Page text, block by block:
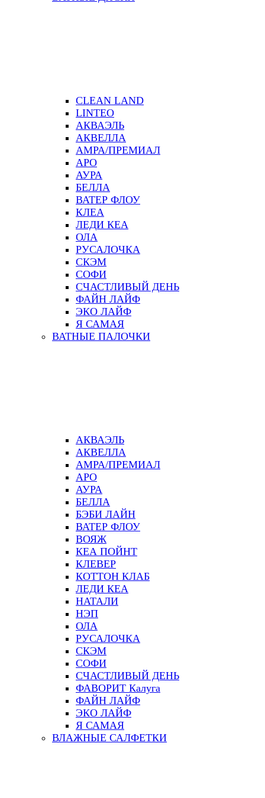
CLEAN LAND
LINTEO
АКВАЭЛЬ
АКВЕЛЛА
АМРА/ПРЕМИАЛ
АРО
АУРА
БЕЛЛА
ВАТЕР ФЛОУ
КЛЕА
ЛЕДИ КЕА
ОЛА
РУСАЛОЧКА
СКЭМ
СОФИ
СЧАСТЛИВЫЙ ДЕНЬ
ФАЙН ЛАЙФ
ЭКО ЛАЙФ
Я САМАЯ
ВАТНЫЕ ПАЛОЧКИ
АКВАЭЛЬ
АКВЕЛЛА
АМРА/ПРЕМИАЛ
АРО
АУРА
БЕЛЛА
БЭБИ ЛАЙН
ВАТЕР ФЛОУ
ВОЯЖ
КЕА ПОЙНТ
КЛЕВЕР
КОТТОН КЛАБ
ЛЕДИ КЕА
НАТАЛИ
НЭП
ОЛА
РУСАЛОЧКА
СКЭМ
СОФИ
СЧАСТЛИВЫЙ ДЕНЬ
ФАВОРИТ Калуга
ФАЙН ЛАЙФ
ЭКО ЛАЙФ
Я САМАЯ
ВЛАЖНЫЕ САЛФЕТКИ